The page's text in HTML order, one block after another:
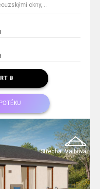
okny, ..
B
Střecha: Valbová